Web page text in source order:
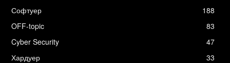
Софтуер
188
OFF-topic
83
Cyber Security
47
Хардуер
33